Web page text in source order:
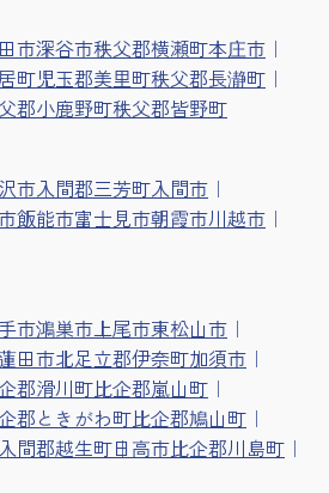
市深谷市秩父郡横瀬町本庄市
町児玉郡美里町秩父郡長瀞町
郡小鹿野町秩父郡皆野町
市入間郡三芳町入間市
飯能市富士見市朝霞市川越市
市鴻巣市 上尾市東松山市
田市北足立郡伊奈町加須市
郡滑川町比企郡嵐山町
郡ときがわ町比企郡鳩山町
入間郡越生町日高市比企郡川島町